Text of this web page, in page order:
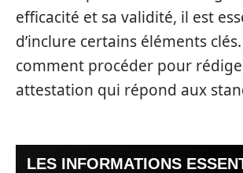
efficacité et sa validité, il est
d’inclure certains éléments
comment procéder pour
attestation qui répond aux
LES INFORMATIONS